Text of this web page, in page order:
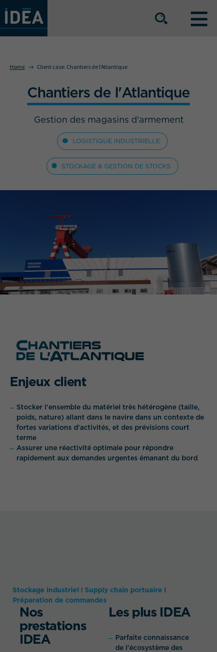
The group
Join us
IDEA Info
Our locations
Press space
OUR SERVICE OFFERING
BUSINESS SECTORS
Home Client case: Chantiers de l'Atlantique
Chantiers de l'Atlantique
Gestion des magasins d'armement
LOGISTIQUE INDUSTRIELLE
STOCKAGE & GESTION DE STOCKS
Enjeux client
Stocker l'ensemble du matériel très hétérogène (taille,
poids, nature) allant dans le navire dans un contexte de
fortes variations d'activités, et des prévisions court
terme
Assurer une réactivité optimale pour répondre
rapidement aux demandes urgentes émanant du bord
Stockage industriel I Supply chain portuaire I
Préparation de commandes
Nos
prestations
IDEA
Les plus IDEA
Parfaite connaissance
de l'écosystème des